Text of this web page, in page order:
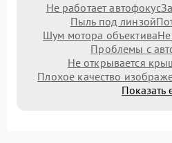
Не работает автофокус
Пыль под линзой
Шум мотора объективаНе
Проблемы с
Не открывается
Плохое качество
Показать